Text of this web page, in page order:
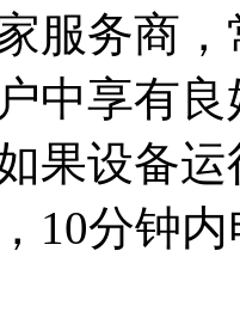
服务商
中享有
果设备
10分钟